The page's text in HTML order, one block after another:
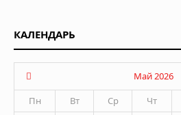
КАЛЕНДАРЬ
Май 2026
Пн
Вт Ср Чт